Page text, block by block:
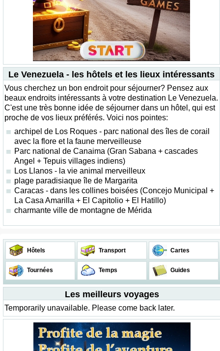
Le Venezuela - les hôtels et les lieux intéressants
Vous cherchez un bon endroit pour séjourner? Pensez aux
beaux endroits intéressants à votre destination Le Venezuela.
C'est une très bonne idée de séjourner dans un hôtel, qui est
proche de vos lieux préférés. Voici nos pointes:
archipel de Los Roques - parc national des îles de corail
avec la flore et la faune merveilleuse
Parc national de Canaima (Gran Sabana + cascades
Angel + Tepuis villages indiens)
Los Llanos - la vie animal merveilleux
plage paradisiaque île de Margarita
Caracas - dans les collines boisées (Concejo Municipal +
La Casa Amarilla + El Capitolio + El Hatillo)
charmante ville de montagne de Mérida
Hôtels Transport Cartes
Tournées Temps Guides
Les meilleurs voyages
Temporarily unavailable. Please come back later.